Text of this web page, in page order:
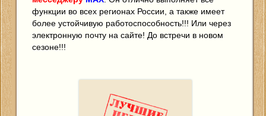
функции во всех регионах России, а также имеет
более устойчивую работоспособность!!! Или через
электронную почту на сайте! До встречи в новом
сезоне!!!